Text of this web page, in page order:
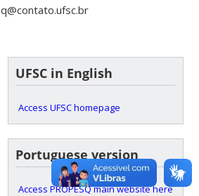
UFSC in English
Access UFSC homepage
Portuguese version
Access PROPESQ main website here